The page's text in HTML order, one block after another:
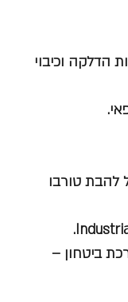
הדלקה וכיבוי
להבת טורבו
ביטחון –